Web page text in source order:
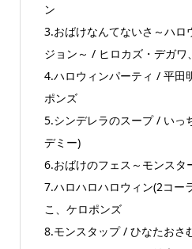
ン
3.おばけなんてないさ～ハロ
ジョン～ / ヒロカズ・デガワ
4.ハロウィンパーティ / 平田
ポンズ
5.シンデレラのスープ / いっ
デミー)
6.おばけのフェス～モンス
7.ハロハロハロウィン(2コー
こ、ケロポンズ
8.モンスタップ / ひなたおさ